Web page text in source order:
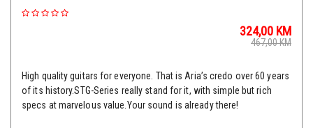
324,00 KM
467,00KM
High quality guitars for everyone. That is Aria’s credo over 60 years
of its history.STG-Series really stand for it, with simple but rich
specs at marvelous value.Your sound is already there!